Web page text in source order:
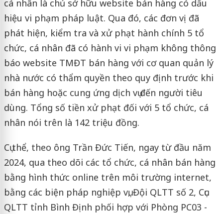
cá nhân là chủ sở hữu website bán hàng có dấu
hiệu vi phạm pháp luật. Qua đó, các đơn vị đã
phát hiện, kiểm tra và xử phạt hành chính 5 tổ
chức, cá nhân đã có hành vi vi phạm không thông
báo website TMĐT bán hàng với cơ quan quản lý
nhà nước có thẩm quyền theo quy định trước khi
bán hàng hoặc cung ứng dịch vụ đến người tiêu
dùng. Tổng số tiền xử phạt đối với 5 tổ chức, cá
nhân nói trên là 142 triệu đồng.
Cụ thể, theo ông Trần Đức Tiến, ngay từ đầu năm
2024, qua theo dõi các tổ chức, cá nhân bán hàng
bằng hình thức online trên môi trường internet,
bằng các biện pháp nghiệp vụ, Đội QLTT số 2, Cục
QLTT tỉnh Bình Định phối hợp với Phòng PC03 -